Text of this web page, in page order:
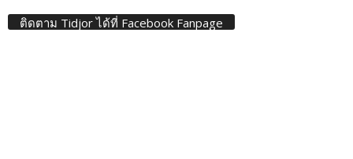
ติดตาม Tidjor ได้ที่ Facebook Fanpage